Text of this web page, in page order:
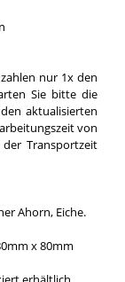
nur 1x den
Sie bitte die
aktualisierten
von
der Transportzeit
Ahorn, Eiche.
x 80mm